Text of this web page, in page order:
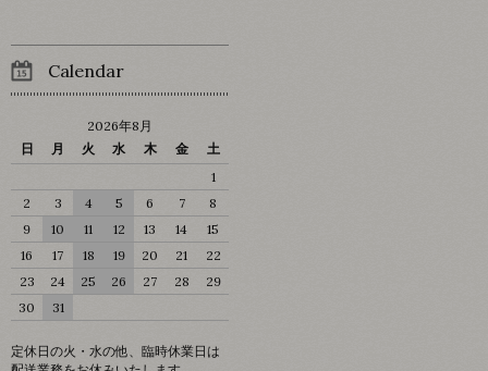
Calendar
2026年8月
日
月 火 水 木 金
土
1
2
3 4 5 6 7
8
9
10 11 12 13 14
15
16
17 18 19 20 21
22
23
24 25 26 27 28
29
30
31
定休日の火・水の他、臨時休業日は